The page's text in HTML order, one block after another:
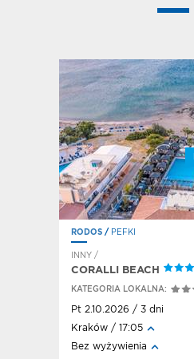
RODOS / PEFKI
INNY /
CORALLI BEACH
KATEGORIA LOKALNA:
Pt 2.10.2026 / 3 dni
Kraków / 17:05
Bez wyżywienia